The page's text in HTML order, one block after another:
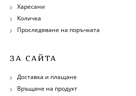
Харесани
Количка
Проследяване на поръчката
ЗА САЙТА
Доставка и плащане
Връщане на продукт